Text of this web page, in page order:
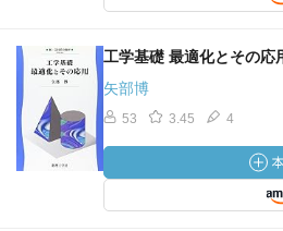
工学基礎 最適化とその応
矢部博
53 3.45 4